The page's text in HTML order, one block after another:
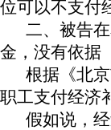
位可以不支付
二、被告
金，没有依据
根据 《北
职工支付经济
假如说，